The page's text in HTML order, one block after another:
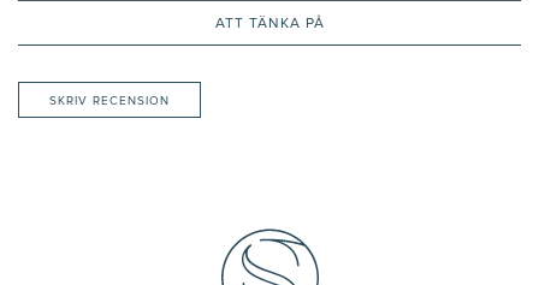
ATT TÄNKA PÅ
SKRIV RECENSION